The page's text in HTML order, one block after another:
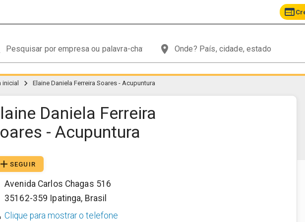
web
place
inicial chevron_right Elaine Daniela Ferreira Soares - Acupuntura
Daniela Ferreira
- Acupuntura
add SEGUIR
Avenida Carlos Chagas 516
35162-359 Ipatinga, Brasil
Clique para mostrar o telefone